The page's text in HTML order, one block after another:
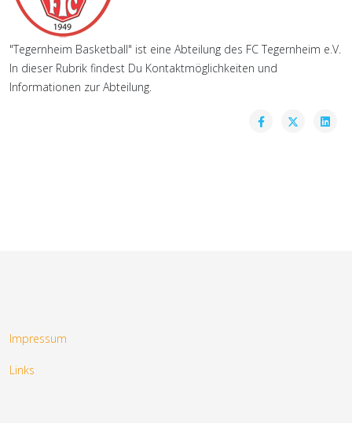
"Tegernheim Basketball" ist eine Abteilung des FC Tegernheim e.V.
In dieser Rubrik findest Du Kontaktmöglichkeiten und
Informationen zur Abteilung.
Impressum
Links